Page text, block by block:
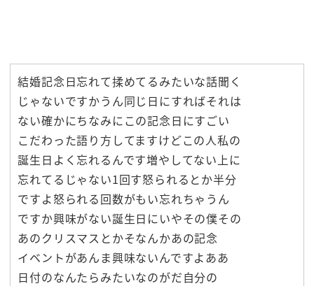
結婚記念日忘れて揉めてるみたいな話聞く
じゃないですかうん同じ日にすればそれは
ない確かにちなみにこの記念日にすごい
こだわった語り方してますけどこの人私の
誕生日よく忘れるんです増やしてない上に
忘れてるじゃない1回す怒られるとか半分
ですよ怒られる回数がもい忘れちゃうん
ですか興味がない誕生日にいやその僕その
あのクリスマスとかそなんかあの記念
イベントがあんま興味ないんですよああ
日付のなんたらみたいなのがだ自分の